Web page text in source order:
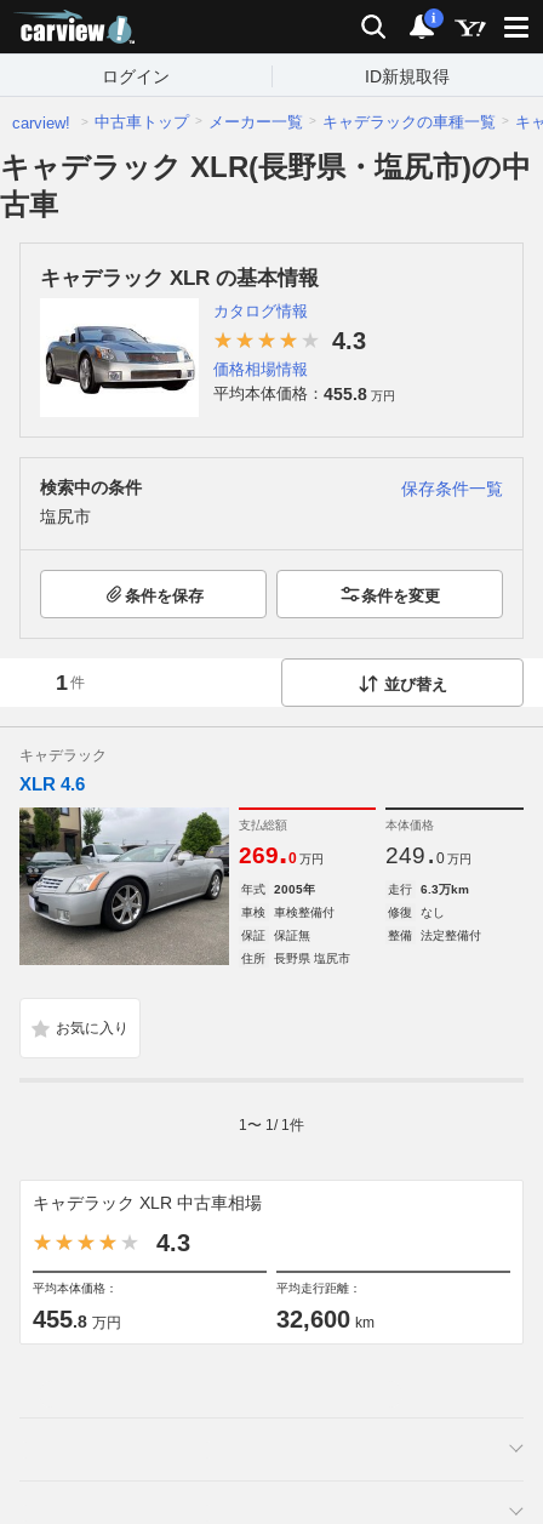
検索 通知
i
ログイン ID新規取得
carview! 中古車トップ メーカー一覧 キャデラックの車種一覧 キ
キャデラック XLR(長野県・塩尻市)の中
古車
キャデラック XLR の基本情報
カタログ情報
4.3
価格相場情報
平均本体価格： 455.8 万円
検索中の条件
保存条件一覧
塩尻市
条件を保存 条件を変更
1件 並び替え
キャデラック
XLR 4.6
支払総額
269.0 万円
本体価格
249. 0 万円
年式 2005年 走行
6.3万km
車検
車検整備付 修復
なし
保証
保証無 整備
法定整備付
住所
長野県 塩尻市
1 〜 1 / 1 件
キャデラック XLR 中古車相場
4.3
平均本体価格：
455.8 万円
平均走行距離：
32,600 km